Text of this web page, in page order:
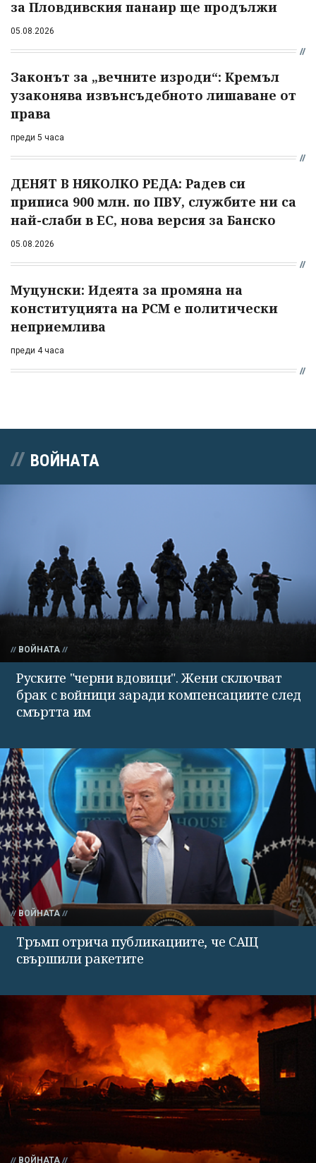
за Пловдивския панаир ще продължи
05.08.2026
Законът за „вечните изроди“: Кремъл
узаконява извънсъдебното лишаване от
права
преди 5 часа
ДЕНЯТ В НЯКОЛКО РЕДА: Радев си
приписа 900 млн. по ПВУ, службите ни са
най-слаби в ЕС, нова версия за Банско
05.08.2026
Муцунски: Идеята за промяна на
конституцията на РСМ е политически
неприемлива
преди 4 часа
ВОЙНАТА
ВОЙНАТА
Руските "черни вдовици". Жени сключват
брак с войници заради компенсациите след
смъртта им
ВОЙНАТА
Тръмп отрича публикациите, че САЩ
свършили ракетите
ВОЙНАТА